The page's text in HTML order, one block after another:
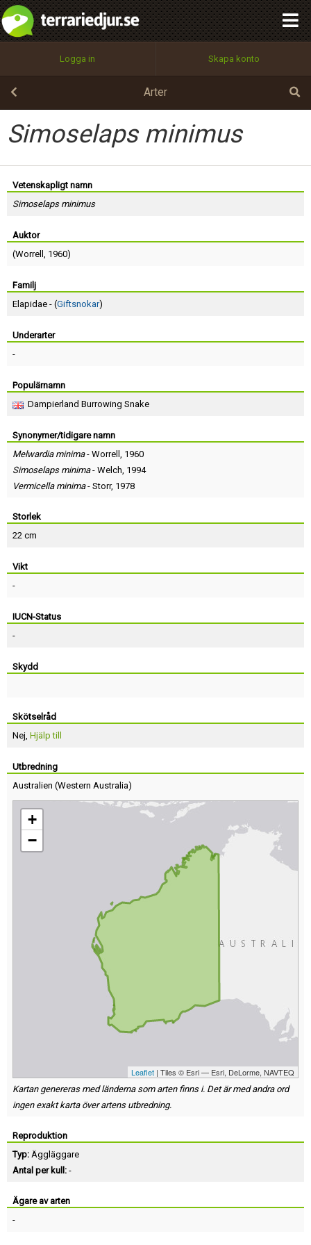
Logga in Skapa konto
Arter
Simoselaps minimus
Vetenskapligt namn
Simoselaps minimus
Auktor
(Worrell , 1960)
Familj
Elapidae - (Giftsnokar)
Underarter
-
Populärnamn
Dampierland Burrowing Snake
Synonymer/tidigare namn
Melwardia minima- Worrell , 1960
Simoselaps minima- Welch, 1994
Vermicella minima- Storr, 1978
Storlek
22 cm
Vikt
-
IUCN-Status
-
Skydd
Skötselråd
Nej, Hjälp till
Utbredning
Australien (Western Australia)
+
−
Leaflet | Tiles © Esri — Esri, DeLorme, NAVTEQ
Kartan genereras med länderna som arten finns i. Det är med andra ord
ingen exakt karta över artens utbredning.
Reproduktion
Typ: Äggläggare
Antal per kull: -
Ägare av arten
-
Utför
100%
OK
integritetspolicy
Namn:
Epost:
Lösenord:
Terms of Service
Begär nytt lösenord
Tillbaka till förstasidan